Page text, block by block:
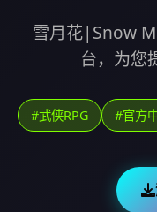
雪月花|Snow
台，为您
#武侠RPG #官方